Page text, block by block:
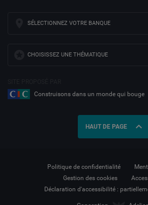
SÉLECTIONNEZ VOTRE BANQUE
CHOISISSEZ UNE THÉMATIQUE
Construisons dans un monde qui bouge
HAUT DE PAGE expand_less
Politique de confidentialité
Gestion des cookies
Déclaration d'accessibilité :